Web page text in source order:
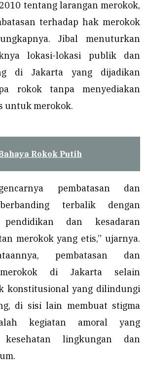
tentang larangan merokok,
terhadap hak merokok
Jibal menuturkan
lokasi-lokasi publik dan
di Jakarta yang dijadikan
rokok tanpa menyediakan
untuk merokok.
Rokok Putih
pembatasan dan
terbalik dengan
pendidikan dan kesadaran
merokok yang etis,” ujarnya.
pembatasan dan
di Jakarta selain
konstitusional yang dilindungi
di sisi lain membuat stigma
kegiatan amoral yang
kesehatan lingkungan dan